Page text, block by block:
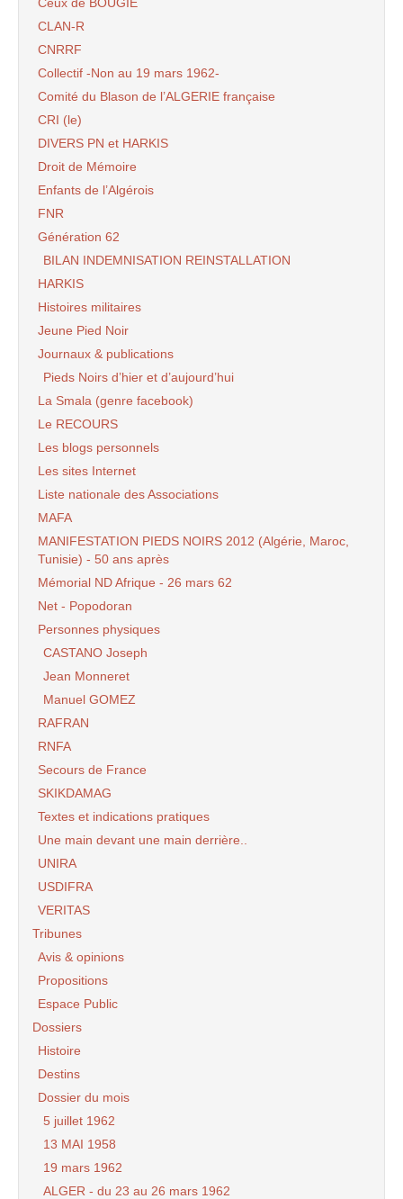
CLAN-R
CNRRF
Collectif -Non au 19 mars 1962-
Comité du Blason de l’ALGERIE française
CRI (le)
DIVERS PN et HARKIS
Droit de Mémoire
Enfants de l’Algérois
FNR
Génération 62
BILAN INDEMNISATION REINSTALLATION
HARKIS
Histoires militaires
Jeune Pied Noir
Journaux & publications
Pieds Noirs d’hier et d’aujourd’hui
La Smala (genre facebook)
Le RECOURS
Les blogs personnels
Les sites Internet
Liste nationale des Associations
MAFA
MANIFESTATION PIEDS NOIRS 2012 (Algérie, Maroc,
Tunisie) - 50 ans après
Mémorial ND Afrique - 26 mars 62
Net - Popodoran
Personnes physiques
CASTANO Joseph
Jean Monneret
Manuel GOMEZ
RAFRAN
RNFA
Secours de France
SKIKDAMAG
Textes et indications pratiques
Une main devant une main derrière..
UNIRA
USDIFRA
VERITAS
Tribunes
Avis & opinions
Propositions
Espace Public
Dossiers
Histoire
Destins
Dossier du mois
5 juillet 1962
13 MAI 1958
19 mars 1962
ALGER - du 23 au 26 mars 1962